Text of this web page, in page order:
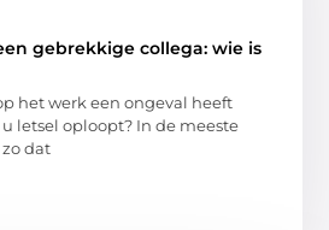
gebrekkige collega: wie is
het werk een ongeval heeft
letsel oploopt? In de meeste
dat